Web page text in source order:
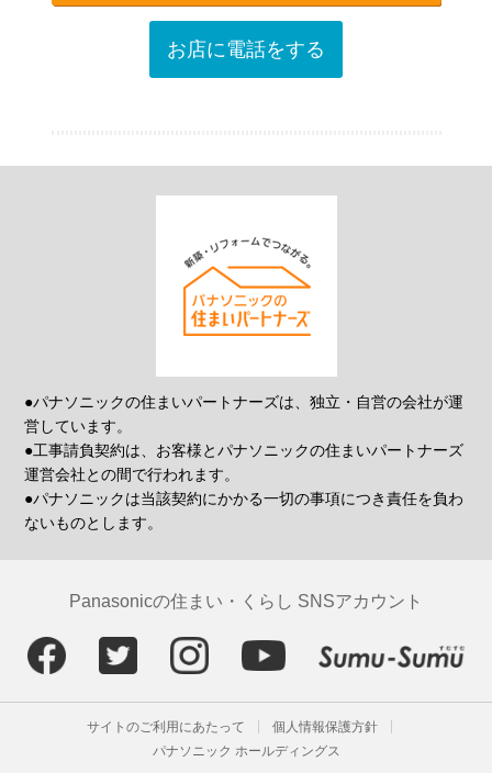
お店に電話をする
●パナソニックの住まいパートナーズは、独立・自営の会社が運
営しています。
●工事請負契約は、お客様とパナソニックの住まいパートナーズ
運営会社との間で行われます。
●パナソニックは当該契約にかかる一切の事項につき責任を負わ
ないものとします。
Panasonicの住まい・くらし SNSアカウント
サイトのご利用にあたって
個人情報保護方針
パナソニック ホールディングス